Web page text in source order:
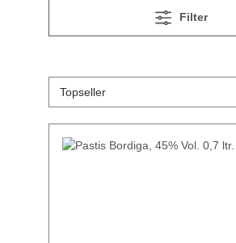
Filter